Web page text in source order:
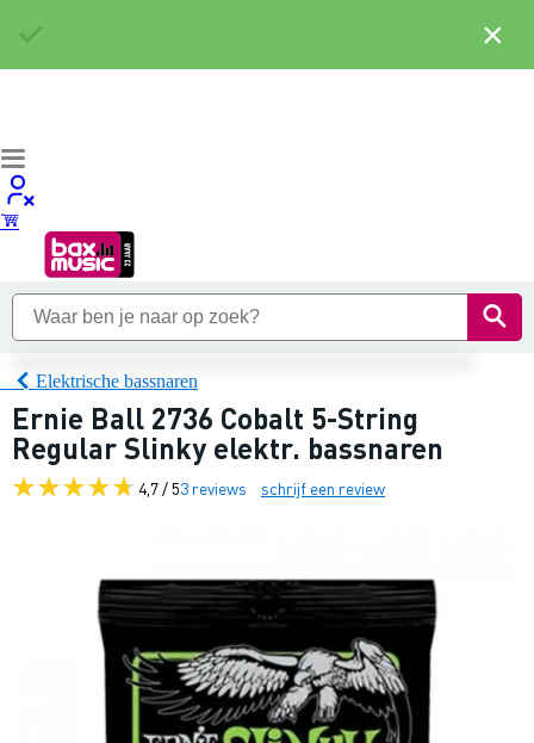
Elektrische bassnaren
Ernie Ball 2736 Cobalt 5-String
Regular Slinky elektr. bassnaren
4,7 / 53 reviews schrijf een review
×